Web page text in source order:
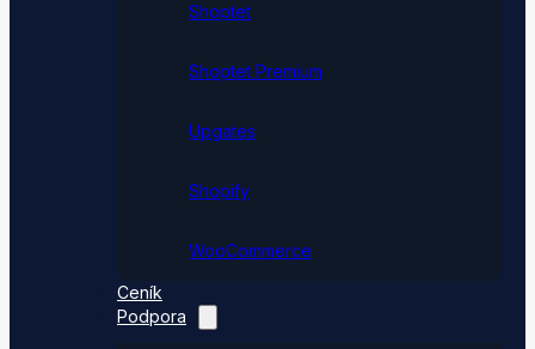
Shoptet
Shoptet Premium
Upgates
Shopify
WooCommerce
Ceník
Podpora